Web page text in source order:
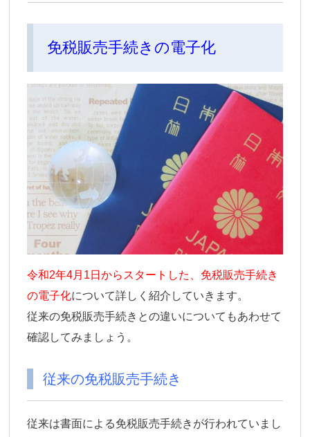
免税販売手続きの電子化
令和2年4月1日からスタートした、免税販売手続き
の電子化について詳しく紹介していきます。
従来の免税販売手続きとの違いについてもあわせて
確認してみましょう。
従来の免税販売手続き
従来は書面による免税販売手続きが行われていまし